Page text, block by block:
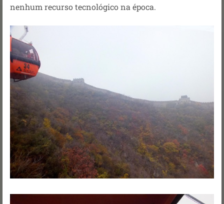
nenhum recurso tecnológico na época.